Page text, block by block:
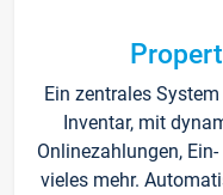
Ein zentrales
Inventar, mit
Onlinezahlungen,
vieles mehr.